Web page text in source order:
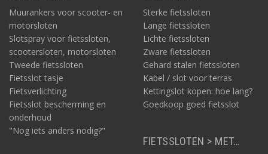
Muurankers voor scooter- en
motorsloten
Slotspray voor fietssloten,
scootersloten, motorsloten
Tweede fietssloten
Fietsslot tasje
Fietsverlichting
Fietsslot bescherming en
onderhoud
"Nog iets anders nodig?"
Sterke fietssloten
Lange fietssloten
Lichte fietssloten
Zware fietssloten
Gehard stalen fietssloten
Kabel / slot voor terras
Kettingslot kopen: hoe lang?
Goedkoop goed fietsslot
FIETSSLOTEN > MET…